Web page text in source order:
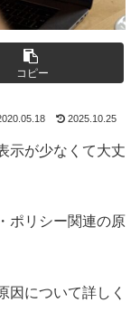
コピー
2025.10.25
示が少なくて大丈
ポリシー関連の原
因について詳しく